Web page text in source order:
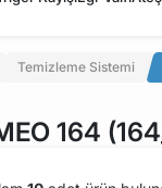
Temizleme Sistemi
164